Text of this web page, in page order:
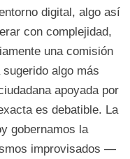
digital, algo así
con complejidad,
una comisión
algo más
apoyada por
es debatible. La
gobernamos la
improvisados —